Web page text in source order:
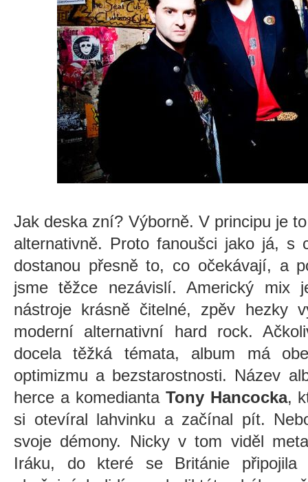
Jak deska zní? Výborně. V principu je
alternativně. Proto fanoušci jako já, s
dostanou přesně to, co očekávají, a
jsme těžce nezávislí. Americký mix
nástroje krásně čitelné, zpěv hezky
moderní alternativní hard rock.
docela těžká témata, album má
optimizmu a bezstarostnosti. Název
herce a komedianta Tony Hancocka,
si otevíral lahvinku a začínal pít.
svoje démony. Nicky v tom viděl
Iráku, do které se Británie připojila